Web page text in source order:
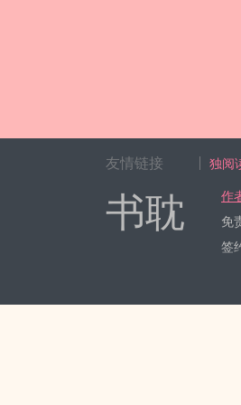
友情链接 独阅
书耽
作
免
签